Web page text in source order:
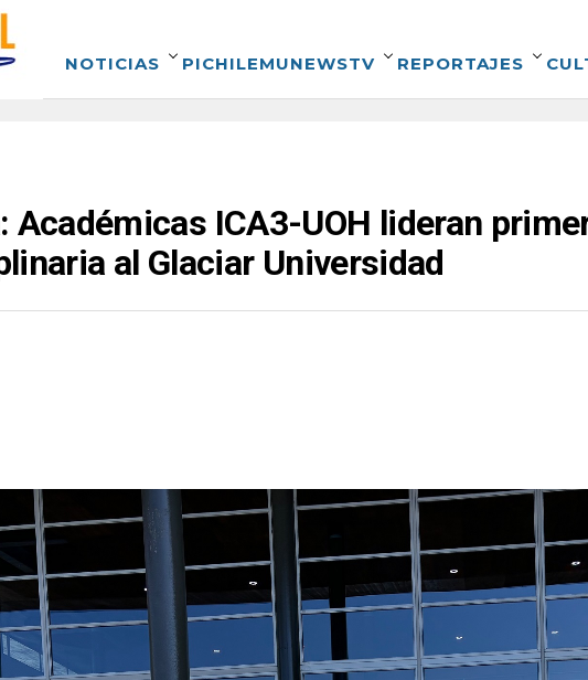
NOTICIAS PICHILEMUNEWSTV REPORTAJES
Académicas ICA3-UOH lideran
al Glaciar Universidad